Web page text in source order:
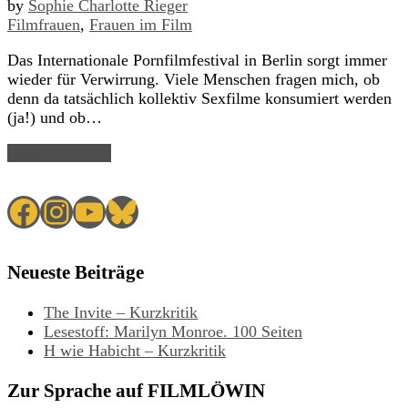
by Sophie Charlotte Rieger
Filmfrauen, Frauen im Film
Das Internationale Pornfilmfestival in Berlin sorgt immer
wieder für Verwirrung. Viele Menschen fragen mich, ob
denn da tatsächlich kollektiv Sexfilme konsumiert werden
(ja!) und ob…
Facebook
Instagram
YouTube
Bluesky
Neueste Beiträge
The Invite – Kurzkritik
Lesestoff: Marilyn Monroe. 100 Seiten
H wie Habicht – Kurzkritik
Zur Sprache auf FILMLÖWIN